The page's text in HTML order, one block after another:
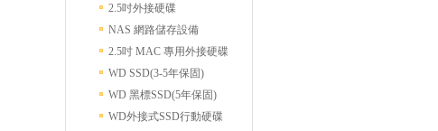
2.5吋外接硬碟
NAS 網路儲存設備
2.5吋 MAC 專用外接硬碟
WD SSD(3-5年保固)
WD 黑標SSD(5年保固)
WD外接式SSD行動硬碟